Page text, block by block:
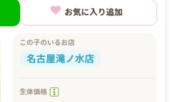
お気に入り追加
この子のいるお店
名古屋滝ノ水店
生体価格